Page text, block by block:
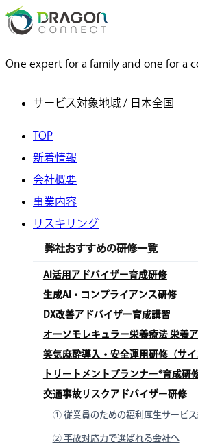
One expert for a family and one for a
サービス対象地域 / 日本全国
TOP
新着情報
会社概要
事業内容
リスキリング
弊社おすすめの研修一覧
AI活用アドバイザー育成研修
生成AI・コンプライアンス研修
DX改善アドバイザー育成講習
オーソモレキュラー栄養療法 栄養
笑気麻酔導入・安全運用研修（サイ
トリートメントプランナー®育成研
交通事故リスクアドバイザー研修
① 従業員のための福利厚生サービ
② 事故対応力で選ばれる会社へ